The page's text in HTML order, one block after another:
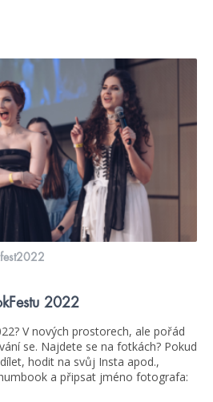
2022
V nových prostorech, ale pořád
se. Najdete se na fotkách? Pokud
hodit na svůj Insta apod.,
a připsat jméno fotografa: